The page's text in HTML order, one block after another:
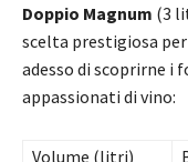
Doppio Magnum (3
scelta prestigiosa
adesso di scoprirne i
appassionati di vino:
Volume (litri)